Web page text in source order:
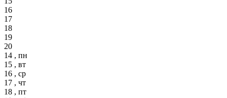
16
17
18
19
20
14 , пн
15 , вт
16 , ср
17 , чт
18 , пт